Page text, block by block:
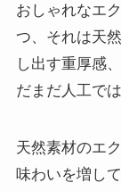
おしゃれなエ
つ、それは天
し出す重厚感
だまだ人工で
天然素材のエ
味わいを増し